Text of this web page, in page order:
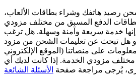
رصيد هاتفك وشراء بطاقات الألعاب،
الدفع المسبق من مختلف مزودي
إنها خدمة سريعة وآمنة وسهلة. هل ترغب
هل تبحث عن تعليمات الشحن من مزود
على منصاتنا (الموقع الإلكتروني
مزودي الخدمة. إذا كانت لديك أي
يُرجى مراجعة صفحة الأسئلة الشائعة